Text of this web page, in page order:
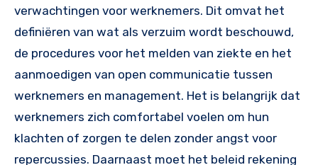
verwachtingen voor werknemers. Dit omvat het
definiëren van wat als verzuim wordt beschouwd,
de procedures voor het melden van ziekte en het
aanmoedigen van open communicatie tussen
werknemers en management. Het is belangrijk dat
werknemers zich comfortabel voelen om hun
klachten of zorgen te delen zonder angst voor
repercussies. Daarnaast moet het beleid rekening